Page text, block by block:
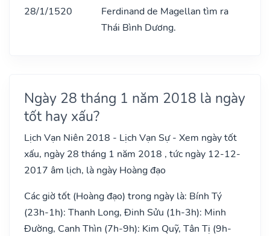
28/1/1520
Ferdinand de Magellan tìm ra
Thái Bình Dương.
Ngày 28 tháng 1 năm 2018 là ngày
tốt hay xấu?
Lịch Vạn Niên 2018 - Lịch Vạn Sự - Xem ngày tốt
xấu, ngày 28 tháng 1 năm 2018 , tức ngày 12-12-
2017 âm lịch, là ngày Hoàng đạo
Các giờ tốt (Hoàng đạo) trong ngày là: Bính Tý
(23h-1h): Thanh Long, Đinh Sửu (1h-3h): Minh
Đường, Canh Thìn (7h-9h): Kim Quỹ, Tân Tị (9h-